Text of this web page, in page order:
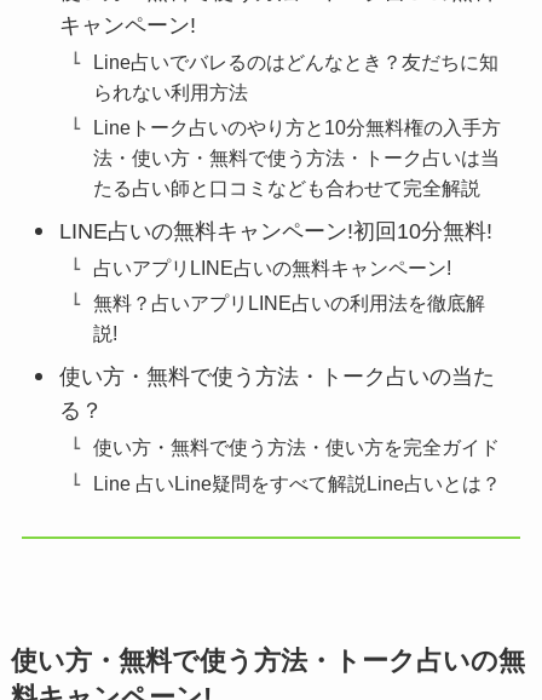
キャンペーン!
Line占いでバレるのはどんなとき？友だちに知
られない利用方法
Lineトーク占いのやり方と10分無料権の入手方
法・使い方・無料で使う方法・トーク占いは当
たる占い師と口コミなども合わせて完全解説
LINE占いの無料キャンペーン!初回10分無料!
占いアプリLINE占いの無料キャンペーン!
無料？占いアプリLINE占いの利用法を徹底解
説!
使い方・無料で使う方法・トーク占いの当た
る？
使い方・無料で使う方法・使い方を完全ガイド
Line 占いLine疑問をすべて解説Line占いとは？
使い方・無料で使う方法・トーク占いの無